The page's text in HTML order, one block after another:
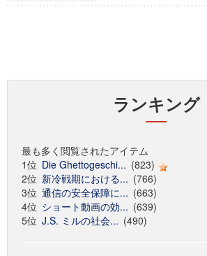
ランキング
最も多く閲覧されたアイテム
1位 Die Ghettogeschi... (823)
2位 新冷戦期における... (766)
3位 通信の安全保障に... (663)
4位 ショート動画の効... (639)
5位 J.S. ミルの社会... (490)